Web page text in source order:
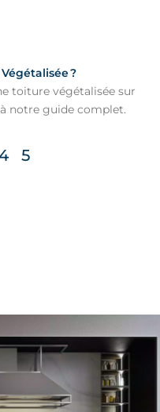
?
toiture végétalisée sur
notre guide complet.
5